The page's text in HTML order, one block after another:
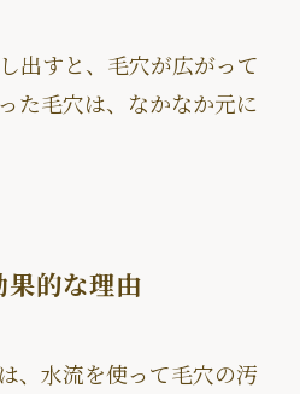
出すと、毛穴が広がって
た毛穴は、なかなか元に
果的な理由
、水流を使って毛穴の汚